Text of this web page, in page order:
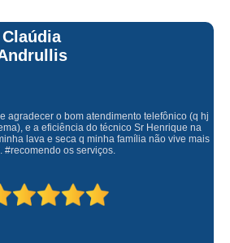
Claúdia
agradecer o bom atendimento telefônico (q hj
e a eficiência do técnico Sr Henrique na
lava e seca q minha família não vive mais
#recomendo os serviços.